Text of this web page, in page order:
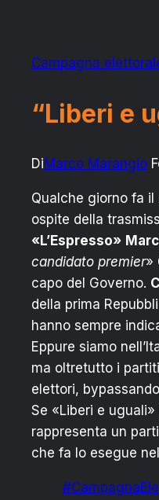
Campagna
“Liberi e
DiMarco Marangio
Qualche giorno fa
ospite della
«L’Espresso»
candidato premier»
capo del Governo.
della prima
hanno sempre
Eppure siamo
ma oltretutto i
elettori,
Se «Liberi e
rappresenta un
che fa lo esegue